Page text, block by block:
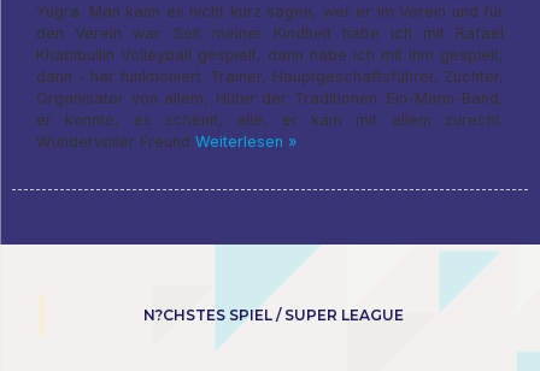
Yugra. Man kann es nicht kurz sagen, wer er im Verein und für
den Verein war. Seit meiner Kindheit habe ich mit Rafael
Khabibullin Volleyball gespielt, dann habe ich mit ihm gespielt,
dann - hat funktioniert. Trainer, Hauptgeschäftsführer, Züchter,
Organisator von allem, Hüter der Traditionen. Ein-Mann-Band,
er konnte, es scheint, alle, er kam mit allem zurecht.
Wundervoller Freund Weiterlesen »
N?CHSTES SPIEL / SUPER LEAGUE